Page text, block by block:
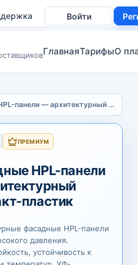
Войти
ГлавнаяТарифыО
Фасадные HPL-панели — архитектурный компакт-пластик
ПРЕМИУМ
HPL-панели
пластик
фасадные HPL-панели
давления.
устойчивость к